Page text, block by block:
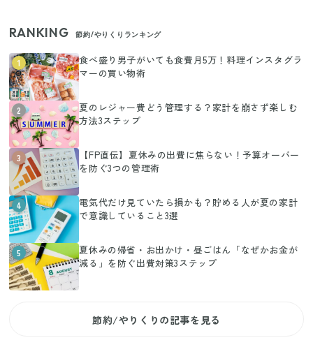
RANKING 節約/やりくりランキング
1
食べ盛り男子がいても食費月5万！料理インスタグラ
マーの買い物術
2
夏のレジャー費どう管理する？家計を崩さず楽しむ
方法3ステップ
3
【FP直伝】夏休みの出費に焦らない！予算オーバー
を防ぐ3つの管理術
4
電気代だけ見ていたら損かも？貯める人が夏の家計
で意識していること3選
5
夏休みの帰省・お出かけ・昼ごはん「なぜかお金が
減る」を防ぐ出費対策3ステップ
節約/やりくりの記事を見る